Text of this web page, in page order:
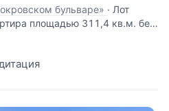
бульваре» · Лот
площадью 311,4 кв.м. без
В квартире можно
столовую, 5 спален, 5
комнаты. Квартира на 3